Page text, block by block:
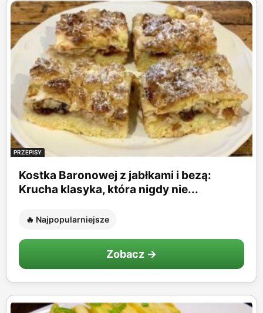
PRZEPISY
Kostka Baronowej z jabłkami i bezą:
Krucha klasyka, która nigdy nie...
🔥 Najpopularniejsze
Zobacz →